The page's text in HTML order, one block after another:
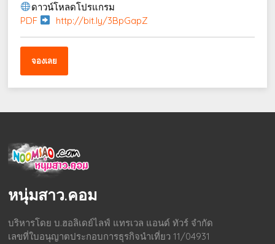
ดาวน์โหลดโปรแกรม
PDF
http://bit.ly/3BpGapZ
จองเลย
หนุ่มสาว.คอม
บริหารโดย บ.ฮอลิเดย์ไลฟ์ แทรเวล แอนด์ ทัวร์ จำกัด
เลขที่ใบอนุญาตประกอบการธุรกิจนำเที่ยว 11/04931